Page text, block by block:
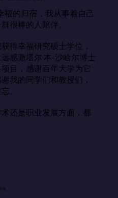
福的归宿，我从事着自己
很棒的人陪伴。
得幸福研究硕士学位，
感激塔尔·本-沙哈尔博士
目，感谢百年大学为它
我的同学们和教授们，
。
还是职业发展方面，都
。